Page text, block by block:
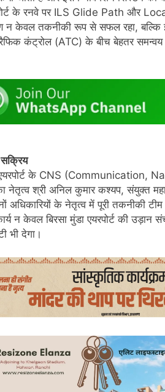
के रनवे पर ILS Glide Path और
न केवल तकनीकी रूप से सफल रहा,
कंट्रोल (ATC) के बीच बेहतर
सक्रिय
एयरपोर्ट के CNS
नेतृत्व श्री अनिल कुमार कश्यप, संयुक्त
अधिकारियों के नेतृत्व में पूरी तकनीकी
न केवल बिरसा मुंडा एयरपोर्ट की उड़ान
भी देगा।